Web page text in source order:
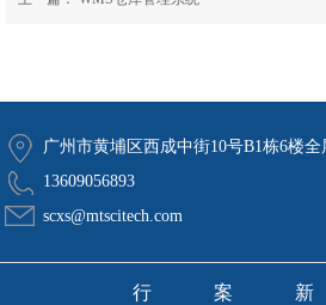
广州市黄埔区西成中街10号B1栋6楼全
13609056893
scxs@mtscitech.com
行
案
新